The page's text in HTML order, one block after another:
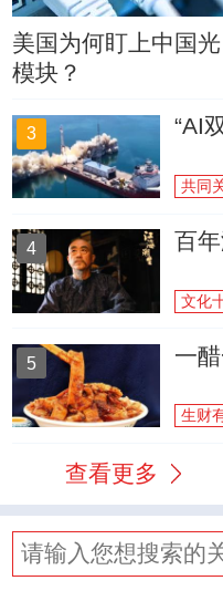
美国为何盯上中国光
模块？
3 “AI
共同
4 百
文化
5 一
生财
查看更多